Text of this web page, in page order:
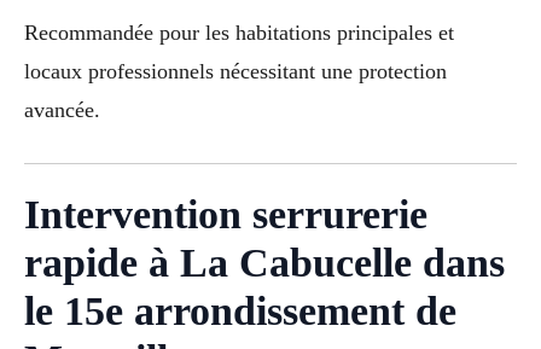
Recommandée pour les habitations principales et
locaux professionnels nécessitant une protection
avancée.
Intervention serrurerie
rapide à La Cabucelle dans
le 15e arrondissement de